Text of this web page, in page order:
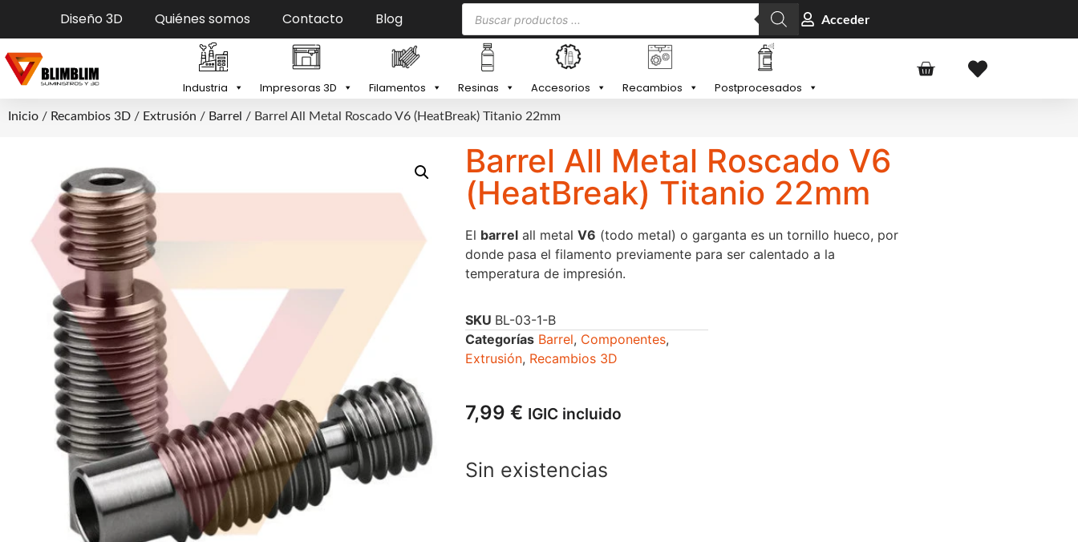
Diseño 3D Quiénes somos Contacto Blog Acceder
Industria Impresoras 3D Filamentos Resinas Accesorios Recambios Postprocesados
Inicio / Recambios 3D / Extrusión / Barrel / Barrel All Metal Roscado V6 (HeatBreak) Titanio 22mm
Barrel All Metal Roscado V6
(HeatBreak) Titanio 22mm
El barrel all metal V6 (todo metal) o garganta es un tornillo hueco, por
donde pasa el filamento previamente para ser calentado a la
temperatura de impresión.
SKU BL-03-1-B
Categorías Barrel, Componentes,
Extrusión, Recambios 3D
7,99 € IGIC incluido
Sin existencias